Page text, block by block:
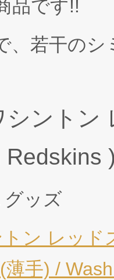
品です!!
、若干のシ
シントン
Redskins
グッズ
トン レッド
手) /